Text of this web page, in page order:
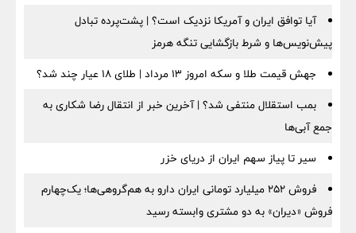
آیا توافق ایران و آمریکا نزدیک است؟ | پشت‌پرده تبادل
پیش‌نویس‌ها و شرط بازگشایی تنگه هرمز
جهش قیمت طلا و سکه امروز ۱۳ مرداد | طلای ۱۸ عیار چند شد؟
بمب استقلال منتفی شد؟ | آخرین خبر از انتقال رضا شکاری به
جمع آبی‌ها
سیر تا پیاز سهم ایران از دریای خزر
فروش ۲۵۲ میلیارد تومانی ایران دارو به هم‌گروهی‌ها؛ یک‌چهارم
فروش «دیران» به دو مشتری وابسته رسید